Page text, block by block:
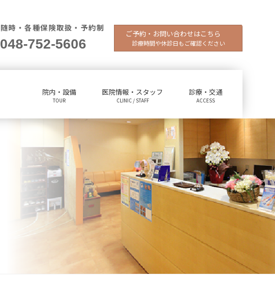
時・各種保険取扱・予約制
048-752-5606
ご予約・お問い合わせはこちら
診療時間や休診日もご確認ください
院内・設備
TOUR
医院情報・スタッフ
CLINIC / STAFF
診療・交通
ACCESS